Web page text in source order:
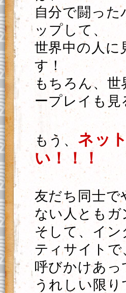
自分で闘っ
ップして、
世界中の人に
す！
もちろん、
ープレイも
もう、 ネッ
い！！！
友だち同士
ない人とも
そして、イ
ティサイトで
呼びかけあ
うれしい限り